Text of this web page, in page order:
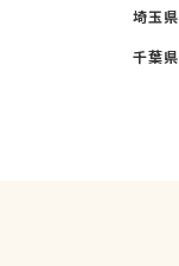
埼玉県
千葉県